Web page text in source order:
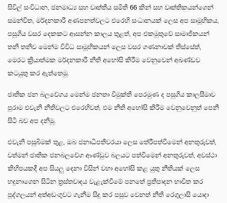
සිවිල් සංවිධාන, ජනමාධ්‍ය සහ වෘත්තීය සමිති 66 කින් සහ වෘත්තිකයන්ගෙන්
සමන්විත, මර්දනකාරී අණපනත්වලට එරෙහි සංධානයක් ලෙස අප සාමූහිකය,
පසුගිය වසර දෙකකට ආසන්න කාලය තුළත්, අප එකමුතුවේ සාමාජිකයන්
තනි තනිව මෙන්ම විවිධ සාමූහිකයන් ලෙස වසර ගණනාවක් තිස්සේත්,
මෙරට ක්‍රියාත්මක මර්දනකාරී නීති අහෝසි කිරීම වෙනුවෙන් අඛණ්ඩව
කටයුතු කර ඇත්තෙමු.
ජාතික ජන බලවේගය මෙන්ම ජනතා විමුක්ති පෙරමුණ ද පසුගිය කාලසීමාව
පුරාම එවැනි නීතිවලට එරෙහිවත්, එම නීති අහෝසි කිරීම වෙනුවෙනුත් පෙනී
සිටි බව අප දනිමු.
එවැනි පසුබිමක් තුළ, ඔබ ජනාධිපතිවරයා ලෙස තේරීපත්වීමෙන් අනතුරුවත්,
වත්මන් ජාතික ජනබලවේග ආණ්ඩුව බලයට පත්වීමෙන් අනතුරුවත්, අවස්ථා
කිහිපයකදී අප සියලු දෙනා විසින් වහා අහෝසි කළ යුතු නීතියක් ලෙස
හදුනාගෙන සිටින ත්‍රස්තවාදය වැළැක්වීමේ පනතේ ප්‍රතිපාදන භාවිත කර
පුද්ගලයන් අත්අඩංගුවට ගැනීම සිදු කර පසුව වෙනත් නීති රෙගුලාසි යොදා